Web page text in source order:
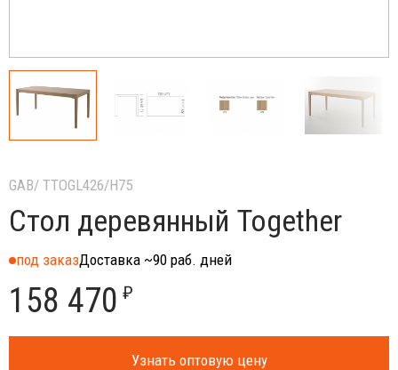
GAB/ TTOGL426/H75
Стол деревянный Together
под заказДоставка ~90 раб. дней
158 470 ₽
Узнать оптовую цену